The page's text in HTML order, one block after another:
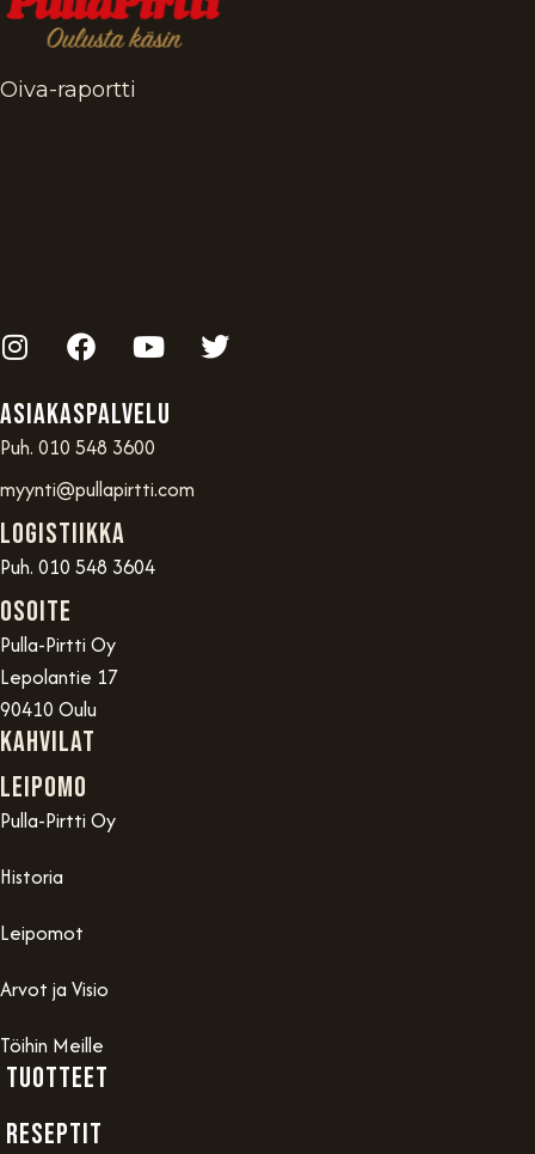
Oiva-raportti
Asiakaspalvelu
Puh. 010 548 3600
myynti@pullapirtti.com
Logistiikka
Puh. 010 548 3604
OSOITE
Pulla-Pirtti Oy
Lepolantie 17
90410 Oulu
Kahvilat
Leipomo
Pulla-Pirtti Oy
Historia
Leipomot
Arvot ja Visio
Töihin Meille
TUOTTEET
RESEPTIT